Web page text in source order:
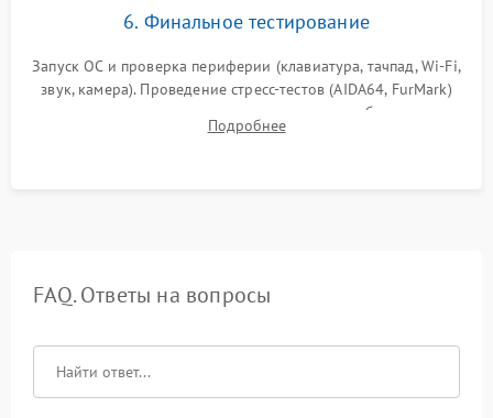
6. Финальное тестирование
Запуск ОС и проверка периферии (клавиатура, тачпад, Wi-Fi,
звук, камера). Проведение стресс-тестов (AIDA64, FurMark)
для контроля температурного режима и стабильности
системы под пиковой нагрузкой.
Подробнее
FAQ. Ответы на вопросы